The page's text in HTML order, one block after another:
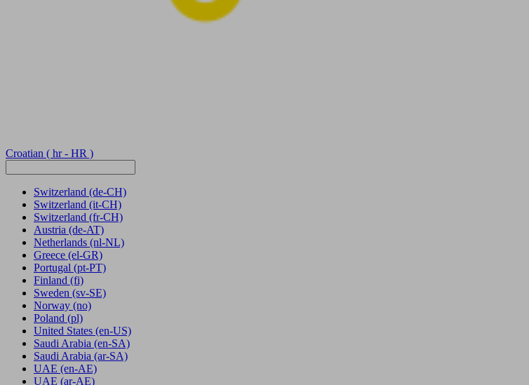
Croatian ( hr - HR )
Switzerland (de-CH)
Switzerland (it-CH)
Switzerland (fr-CH)
Austria (de-AT)
Netherlands (nl-NL)
Greece (el-GR)
Portugal (pt-PT)
Finland (fi)
Sweden (sv-SE)
Norway (no)
Poland (pl)
United States (en-US)
Saudi Arabia (en-SA)
Saudi Arabia (ar-SA)
UAE (en-AE)
UAE (ar-AE)